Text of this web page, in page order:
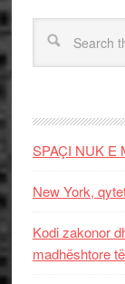
SPAÇI NUK E
New York,
Kodi zakonor
madhështore